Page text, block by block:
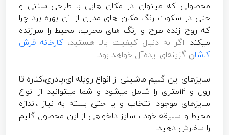
محصولی که میتوان در مکان هایی با طراحی سنتی و
حتی در سکوت رنگ مکان های مدرن از آن بهره برد چرا
که روح زنده طرح و رنگ های محراب، محیط را سرزنده
میکند. اگر به دنبال کیفیت بالا هستید، کارخانه فرش
کاشان گزینه‌ای ایده‌آل خواهد بود.
سایزهای این گلیم ماشینی از انواع روپله ای،پادری،کناره تا
رول و 12متری را شامل میشود و شما میتوانید از انواع
سایزهای موجود انتخاب و یا حتی بسته به نیاز ،اندازه
محیط و سلیقه خود ، سایز دلخواهی از این محصول گلیم
را سفارش دهید.